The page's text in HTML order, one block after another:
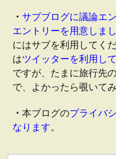
・ サブブログに議論エ
エントリーを用意しま
にはサブを利用してくだ
はツイッターを利用し
ですが、たまに旅行先
で、よかったら覗いて
・ 本ブログのプライバ
なります。